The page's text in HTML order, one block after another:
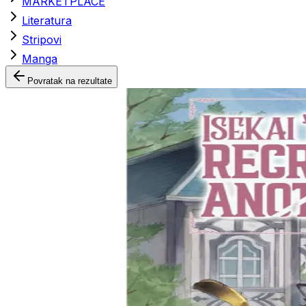
Literatura
Stripovi
Manga
Povratak na rezultate